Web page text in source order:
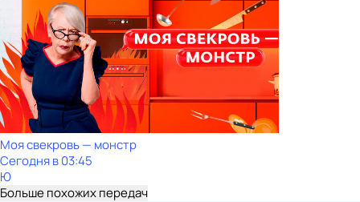
Моя свекровь — монстр
Сегодня в 03:45
Ю
Больше похожих передач